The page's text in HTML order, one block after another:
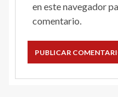
en este navegador
comentario.